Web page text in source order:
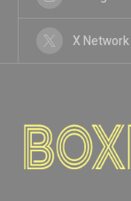
X Network